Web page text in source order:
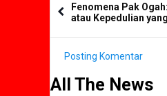
Fenomena Pak
atau Kepedulian
Posting Komentar
All The News